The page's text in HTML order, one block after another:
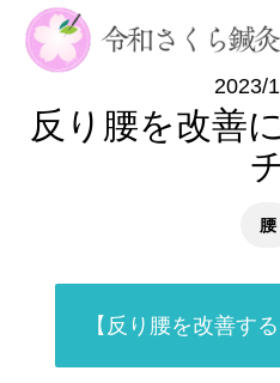
2023/
反り腰を改善
腰
【反り腰を改善す